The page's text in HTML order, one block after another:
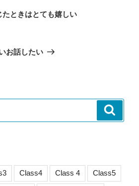
ときはとても嬉しい
お話したい
Class4 Class 4 Class5